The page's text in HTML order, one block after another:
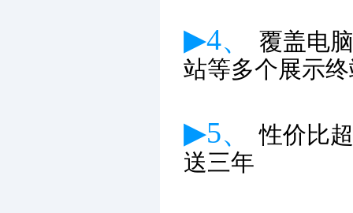
▶4、
覆盖电
站等多个展示
▶5、性价比
送三年